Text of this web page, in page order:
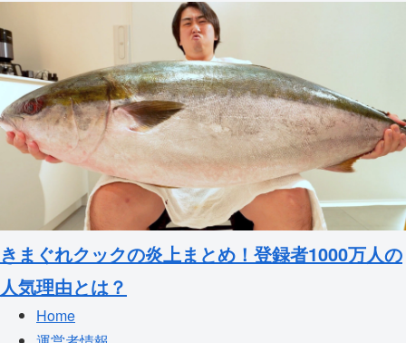
きまぐれクックの炎上まとめ！登録者1000万人の
人気理由とは？
Home